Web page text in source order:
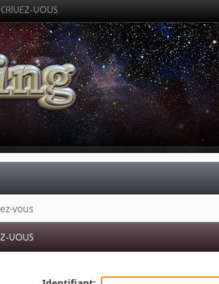
VOUS
vous
VOUS